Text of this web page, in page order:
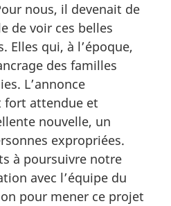
nous, il devenait de
de voir ces belles
Elles qui, à l’époque,
des familles
L’annonce
fort attendue et
nouvelle, un
expropriées.
à poursuivre notre
avec l’équipe du
pour mener ce projet